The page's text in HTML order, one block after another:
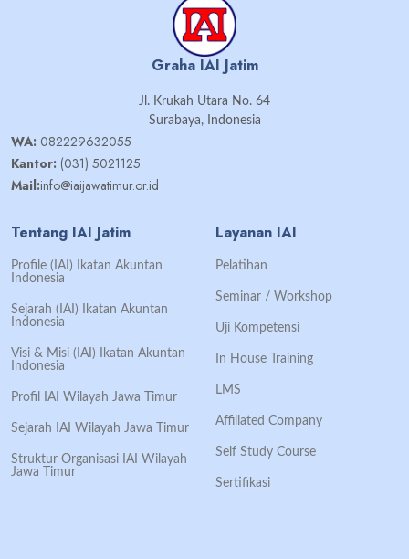
Graha IAI Jatim
Jl. Krukah Utara No. 64
Surabaya, Indonesia
WA: 082229632055
Kantor: (031) 5021125
Mail:info@iaijawatimur.or.id
Tentang IAI Jatim
Profile (IAI) Ikatan Akuntan
Indonesia
Sejarah (IAI) Ikatan Akuntan
Indonesia
Visi & Misi (IAI) Ikatan Akuntan
Indonesia
Profil IAI Wilayah Jawa Timur
Sejarah IAI Wilayah Jawa Timur
Struktur Organisasi IAI Wilayah
Jawa Timur
Layanan IAI
Pelatihan
Seminar / Workshop
Uji Kompetensi
In House Training
LMS
Affiliated Company
Self Study Course
Sertifikasi